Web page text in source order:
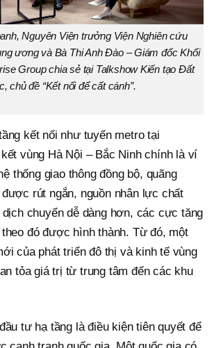
Nguyên Viện trưởng Viện Nghiên cứu
ương và Bà Thi Anh Đào – Giám đốc Khối
Group chia sẻ tại Talkshow Kiến tạo Đất
chủ đề “Kết nối để cất cánh”.
kết nối như tuyến metro tại
vùng Hà Nội – Bắc Ninh chính là ví
thống giao thông đồng bộ, quãng
rút ngắn, nguồn nhân lực chất
chuyển dễ dàng hơn, các cực tăng
đó được hình thành. Từ đó, một
của phát triển đô thị và kinh tế vùng
tỏa giá trị từ trung tâm đến các khu
tư hạ tầng là điều kiện tiên quyết để